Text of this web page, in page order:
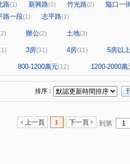
路(1) 新興路(1) 竹光路(2)
隘口一
路一段(1) 志平路(1)
辦公(2) 土地(3)
3房(31) 4房(11) 5房以上
800-1200萬元(12) 1200-2000萬
排序：
上一頁 1 下一頁 到第